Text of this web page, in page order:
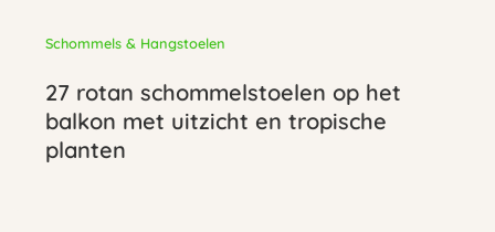
Schommels & Hangstoelen
27 rotan schommelstoelen op het
balkon met uitzicht en tropische
planten